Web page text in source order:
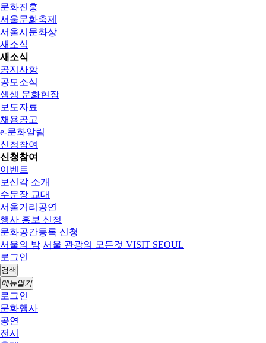
문화진흥
서울문화축제
서울시문화상
새소식
새소식
공지사항
공모소식
생생 문화현장
보도자료
채용공고
e-문화알림
신청참여
신청참여
이벤트
보신각 소개
수문장 교대
서울거리공연
행사 홍보 신청
문화공간등록 신청
서울의 밤 서울 관광의 모든것 VISIT SEOUL
로그인
검색
메뉴열기
로그인
문화행사
공연
전시